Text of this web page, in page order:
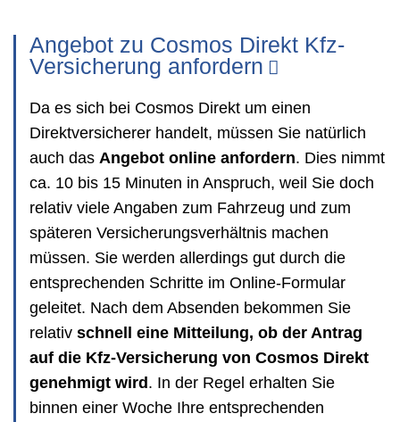
Angebot zu Cosmos Direkt Kfz-
Versicherung anfordern
Da es sich bei Cosmos Direkt um einen
Direktversicherer handelt, müssen Sie natürlich
auch das Angebot online anfordern. Dies nimmt
ca. 10 bis 15 Minuten in Anspruch, weil Sie doch
relativ viele Angaben zum Fahrzeug und zum
späteren Versicherungsverhältnis machen
müssen. Sie werden allerdings gut durch die
entsprechenden Schritte im Online-Formular
geleitet. Nach dem Absenden bekommen Sie
relativ schnell eine Mitteilung, ob der Antrag
auf die Kfz-Versicherung von Cosmos Direkt
genehmigt wird. In der Regel erhalten Sie
binnen einer Woche Ihre entsprechenden